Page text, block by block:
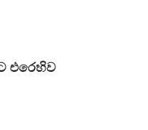
එරෙහිව